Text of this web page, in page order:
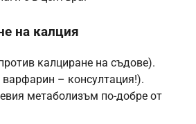
на калция
калциране на съдове).
– консултация!).
метаболизъм по-добре от